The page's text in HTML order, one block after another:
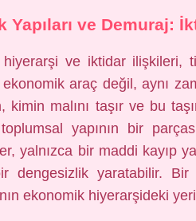
Yapıları ve Demuraj:
hiyerarşi ve iktidar ilişkileri,
araç değil, aynı
kimin malını taşır ve bu
yapının bir
yalnızca bir maddi kayıp
dengesizlik yaratabilir. Bir
ekonomik hiyerarşideki